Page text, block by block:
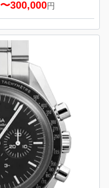
〜300,000円